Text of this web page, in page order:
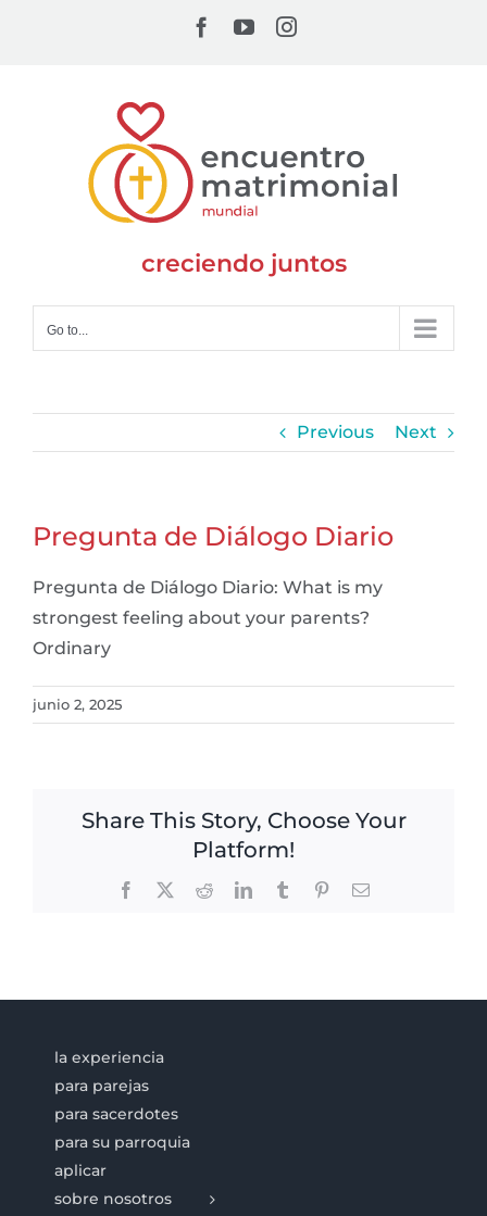
Facebook
YouTubeInstagram
creciendo juntos
Go to...
Previous Next
Pregunta de Diálogo Diario
Pregunta de Diálogo Diario: What is my
strongest feeling about your parents?
Ordinary
junio 2, 2025
Share This Story, Choose Your
Platform!
Facebook RedditLinkedInTumblr PinterestEmail
la experiencia
para parejas
para sacerdotes
para su parroquia
aplicar
sobre nosotros